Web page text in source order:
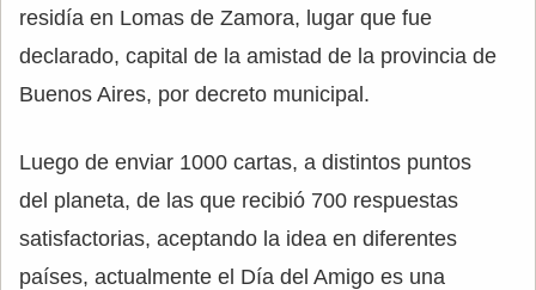
residía en Lomas de Zamora, lugar que fue
declarado, capital de la amistad de la provincia de
Buenos Aires, por decreto municipal.
Luego de enviar 1000 cartas, a distintos puntos
del planeta, de las que recibió 700 respuestas
satisfactorias, aceptando la idea en diferentes
países, actualmente el Día del Amigo es una